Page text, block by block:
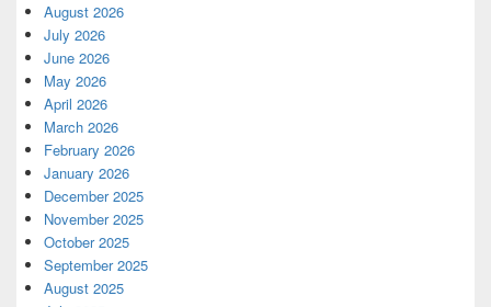
August 2026
July 2026
June 2026
May 2026
April 2026
March 2026
February 2026
January 2026
December 2025
November 2025
October 2025
September 2025
August 2025